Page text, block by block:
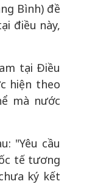
Bình) đề
điều này,
tại Điều
hiện theo
mà nước
"Yêu cầu
tế tương
ký kết